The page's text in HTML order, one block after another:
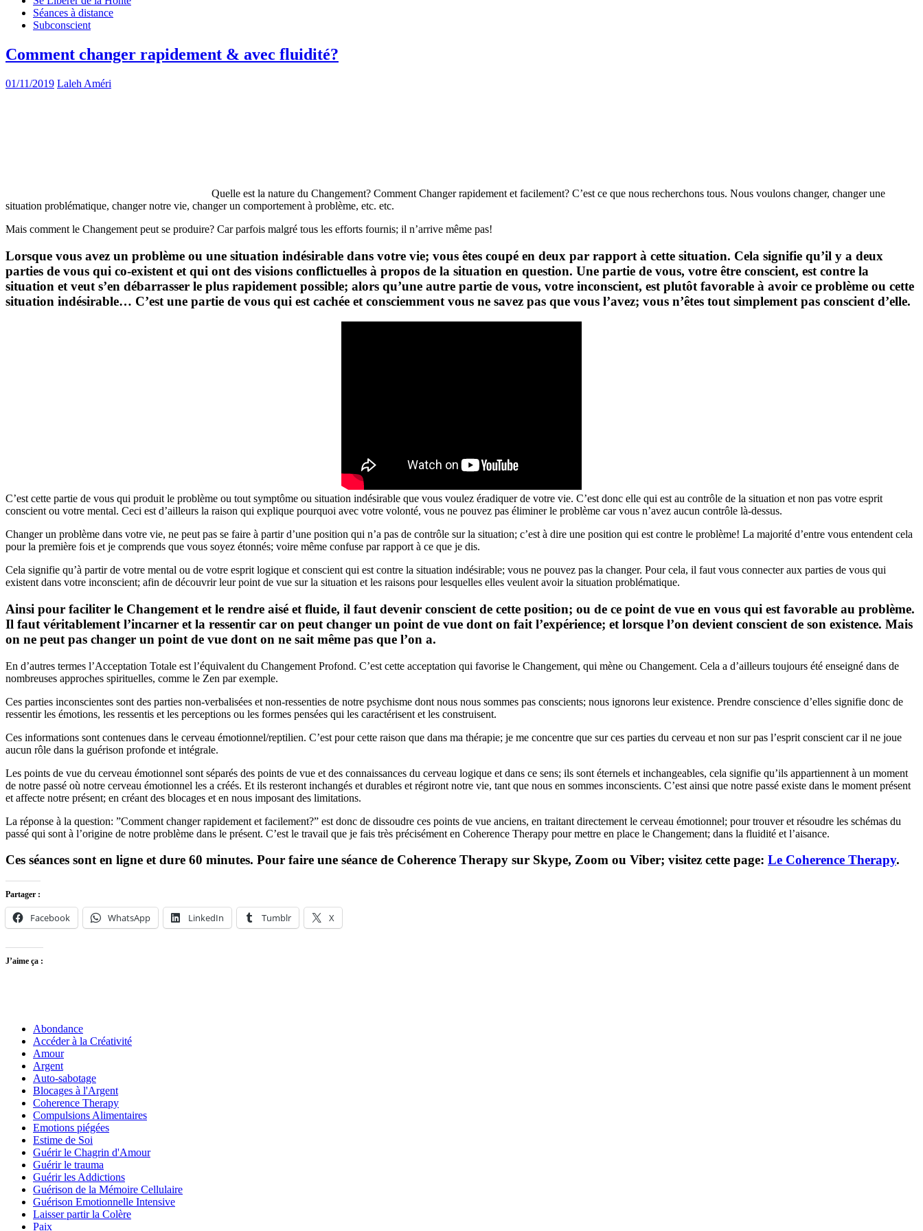
Séances à distance
Subconscient
Comment changer rapidement & avec fluidité?
01/11/2019 Laleh Améri
Quelle est la nature du Changement? Comment Changer rapidement et facilement? C’est ce que nous recherchons tous. Nous voulons changer, changer une
situation problématique, changer notre vie, changer un comportement à problème, etc. etc.
Mais comment le Changement peut se produire? Car parfois malgré tous les efforts fournis; il n’arrive même pas!
Lorsque vous avez un problème ou une situation indésirable dans votre vie; vous êtes coupé en deux par rapport à cette situation. Cela signifie qu’il y a deux
parties de vous qui co-existent et qui ont des visions conflictuelles à propos de la situation en question. Une partie de vous, votre être conscient, est contre la
situation et veut s’en débarrasser le plus rapidement possible; alors qu’une autre partie de vous, votre inconscient, est plutôt favorable à avoir ce problème ou cette
situation indésirable… C’est une partie de vous qui est cachée et consciemment vous ne savez pas que vous l’avez; vous n’êtes tout simplement pas conscient d’elle.
C’est cette partie de vous qui produit le problème ou tout symptôme ou situation indésirable que vous voulez éradiquer de votre vie. C’est donc elle qui est au contrôle de la situation et non pas votre esprit
conscient ou votre mental. Ceci est d’ailleurs la raison qui explique pourquoi avec votre volonté, vous ne pouvez pas éliminer le problème car vous n’avez aucun contrôle là-dessus.
Changer un problème dans votre vie, ne peut pas se faire à partir d’une position qui n’a pas de contrôle sur la situation; c’est à dire une position qui est contre le problème! La majorité d’entre vous entendent cela
pour la première fois et je comprends que vous soyez étonnés; voire même confuse par rapport à ce que je dis.
Cela signifie qu’à partir de votre mental ou de votre esprit logique et conscient qui est contre la situation indésirable; vous ne pouvez pas la changer. Pour cela, il faut vous connecter aux parties de vous qui
existent dans votre inconscient; afin de découvrir leur point de vue sur la situation et les raisons pour lesquelles elles veulent avoir la situation problématique.
Ainsi pour faciliter le Changement et le rendre aisé et fluide, il faut devenir conscient de cette position; ou de ce point de vue en vous qui est favorable au problème.
Il faut véritablement l’incarner et la ressentir car on peut changer un point de vue dont on fait l’expérience; et lorsque l’on devient conscient de son existence. Mais
on ne peut pas changer un point de vue dont on ne sait même pas que l’on a.
En d’autres termes l’Acceptation Totale est l’équivalent du Changement Profond. C’est cette acceptation qui favorise le Changement, qui mène ou Changement. Cela a d’ailleurs toujours été enseigné dans de
nombreuses approches spirituelles, comme le Zen par exemple.
Ces parties inconscientes sont des parties non-verbalisées et non-ressenties de notre psychisme dont nous nous sommes pas conscients; nous ignorons leur existence. Prendre conscience d’elles signifie donc de
ressentir les émotions, les ressentis et les perceptions ou les formes pensées qui les caractérisent et les construisent.
Ces informations sont contenues dans le cerveau émotionnel/reptilien. C’est pour cette raison que dans ma thérapie; je me concentre que sur ces parties du cerveau et non sur pas l’esprit conscient car il ne joue
aucun rôle dans la guérison profonde et intégrale.
Les points de vue du cerveau émotionnel sont séparés des points de vue et des connaissances du cerveau logique et dans ce sens; ils sont éternels et inchangeables, cela signifie qu’ils appartiennent à un moment
de notre passé où notre cerveau émotionnel les a créés. Et ils resteront inchangés et durables et régiront notre vie, tant que nous en sommes inconscients. C’est ainsi que notre passé existe dans le moment présent
et affecte notre présent; en créant des blocages et en nous imposant des limitations.
La réponse à la question: ”Comment changer rapidement et facilement?” est donc de dissoudre ces points de vue anciens, en traitant directement le cerveau émotionnel; pour trouver et résoudre les schémas du
passé qui sont à l’origine de notre problème dans le présent. C’est le travail que je fais très précisément en Coherence Therapy pour mettre en place le Changement; dans la fluidité et l’aisance.
Ces séances sont en ligne et dure 60 minutes. Pour faire une séance de Coherence Therapy sur Skype, Zoom ou Viber; visitez cette page: Le Coherence Therapy.
Partager :
Facebook WhatsApp LinkedIn Tumblr X
J’aime ça :
Abondance
Accéder à la Créativité
Amour
Argent
Auto-sabotage
Blocages à l'Argent
Coherence Therapy
Compulsions Alimentaires
Emotions piégées
Estime de Soi
Guérir le Chagrin d'Amour
Guérir le trauma
Guérir les Addictions
Guérison de la Mémoire Cellulaire
Guérison Emotionnelle Intensive
Laisser partir la Colère
Paix